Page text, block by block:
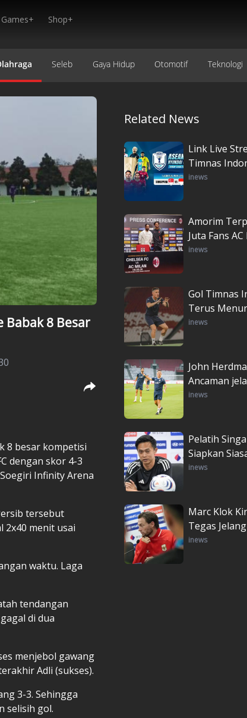
Games+ Shop+
Seleb Gaya Hidup Otomotif Teknologi
Babak 8 Besar
8 besar kompetisi
dengan skor 4-3
Infinity Arena
tersebut
2x40 menit usai
waktu. Laga
tendangan
di dua
menjebol gawang
Adli (sukses).
3-3. Sehingga
selisih gol.
Related News
Link Live
Timnas
inews
Amorim
Juta Fans AC
inews
Gol Timnas
Terus
inews
John
Ancaman
inews
Pelatih
Siapkan
inews
Marc Klok
Tegas Jelang
inews